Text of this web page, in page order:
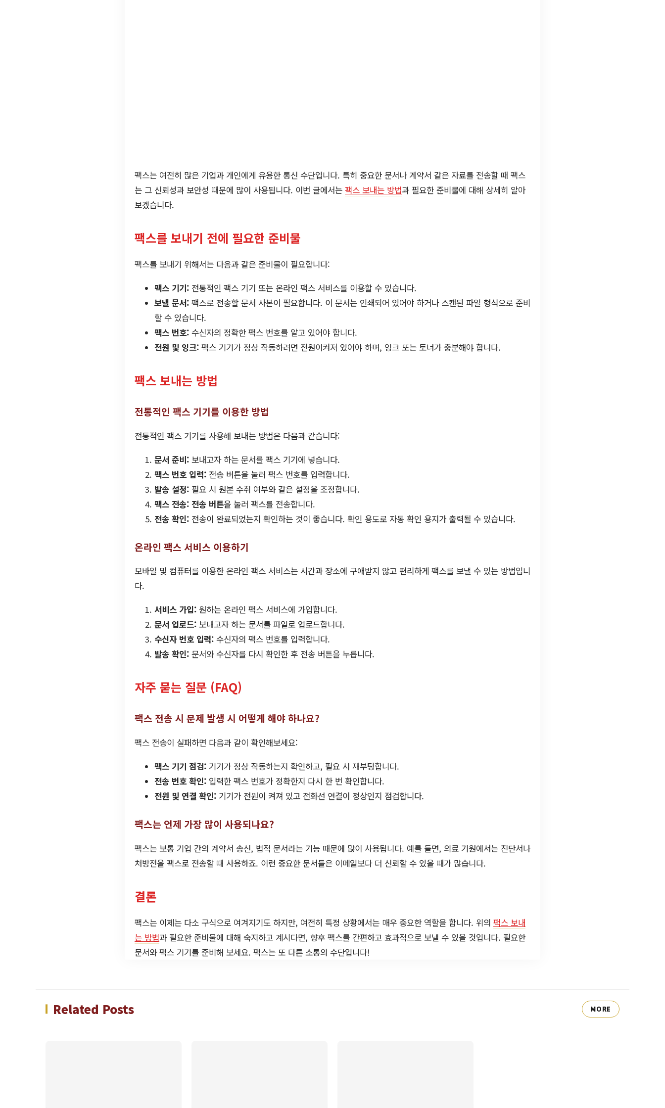
팩스는 여전히 많은 기업과 개인에게 유용한 통신 수단입니다. 특히 중요한 문서나 계약서 같은 자료를 전송할 때 팩스
는 그 신뢰성과 보안성 때문에 많이 사용됩니다. 이번 글에서는 팩스 보내는 방법과 필요한 준비물에 대해 상세히 알아
보겠습니다.
팩스를 보내기 전에 필요한 준비물
팩스를 보내기 위해서는 다음과 같은 준비물이 필요합니다:
팩스 기기: 전통적인 팩스 기기 또는 온라인 팩스 서비스를 이용할 수 있습니다.
보낼 문서: 팩스로 전송할 문서 사본이 필요합니다. 이 문서는 인쇄되어 있어야 하거나 스캔된 파일 형식으로 준비
할 수 있습니다.
팩스 번호: 수신자의 정확한 팩스 번호를 알고 있어야 합니다.
전원 및 잉크: 팩스 기기가 정상 작동하려면 전원이켜져 있어야 하며, 잉크 또는 토너가 충분해야 합니다.
팩스 보내는 방법
전통적인 팩스 기기를 이용한 방법
전통적인 팩스 기기를 사용해 보내는 방법은 다음과 같습니다:
문서 준비: 보내고자 하는 문서를 팩스 기기에 넣습니다.
팩스 번호 입력: 전송 버튼을 눌러 팩스 번호를 입력합니다.
발송 설정: 필요 시 원본 수취 여부와 같은 설정을 조정합니다.
팩스 전송: 전송 버튼을 눌러 팩스를 전송합니다.
전송 확인: 전송이 완료되었는지 확인하는 것이 좋습니다. 확인 용도로 자동 확인 용지가 출력될 수 있습니다.
온라인 팩스 서비스 이용하기
모바일 및 컴퓨터를 이용한 온라인 팩스 서비스는 시간과 장소에 구애받지 않고 편리하게 팩스를 보낼 수 있는 방법입니
다.
서비스 가입: 원하는 온라인 팩스 서비스에 가입합니다.
문서 업로드: 보내고자 하는 문서를 파일로 업로드합니다.
수신자 번호 입력: 수신자의 팩스 번호를 입력합니다.
발송 확인: 문서와 수신자를 다시 확인한 후 전송 버튼을 누릅니다.
자주 묻는 질문 (FAQ)
팩스 전송 시 문제 발생 시 어떻게 해야 하나요?
팩스 전송이 실패하면 다음과 같이 확인해보세요:
팩스 기기 점검: 기기가 정상 작동하는지 확인하고, 필요 시 재부팅합니다.
전송 번호 확인: 입력한 팩스 번호가 정확한지 다시 한 번 확인합니다.
전원 및 연결 확인: 기기가 전원이 켜져 있고 전화선 연결이 정상인지 점검합니다.
팩스는 언제 가장 많이 사용되나요?
팩스는 보통 기업 간의 계약서 송신, 법적 문서라는 기능 때문에 많이 사용됩니다. 예를 들면, 의료 기원에서는 진단서나
처방전을 팩스로 전송할 때 사용하죠. 이런 중요한 문서들은 이메일보다 더 신뢰할 수 있을 때가 많습니다.
결론
팩스는 이제는 다소 구식으로 여겨지기도 하지만, 여전히 특정 상황에서는 매우 중요한 역할을 합니다. 위의 팩스 보내
는 방법과 필요한 준비물에 대해 숙지하고 계시다면, 향후 팩스를 간편하고 효과적으로 보낼 수 있을 것입니다. 필요한
문서와 팩스 기기를 준비해 보세요. 팩스는 또 다른 소통의 수단입니다!
Related Posts MORE